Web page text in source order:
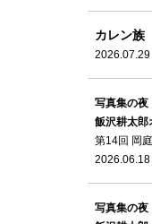
カレン族
2026.07.29
写真集の夜
飯沢耕太郎
第14回 岡
2026.06.18
写真集の夜